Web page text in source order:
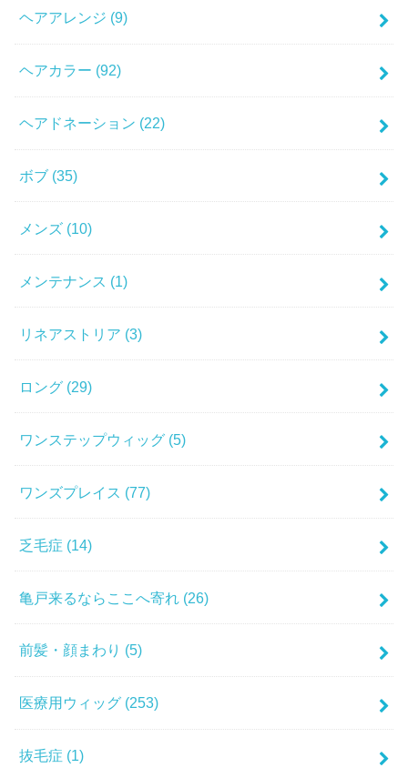
ヘアアレンジ (9)
ヘアカラー (92)
ヘアドネーション (22)
ボブ (35)
メンズ (10)
メンテナンス (1)
リネアストリア (3)
ロング (29)
ワンステップウィッグ (5)
ワンズプレイス (77)
乏毛症 (14)
亀戸来るならここへ寄れ (26)
前髪・顔まわり (5)
医療用ウィッグ (253)
抜毛症 (1)